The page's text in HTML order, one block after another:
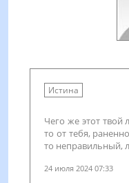
Истина
Чего же этот
то от тебя,
то неправильный,
24 июля 2024 07:33